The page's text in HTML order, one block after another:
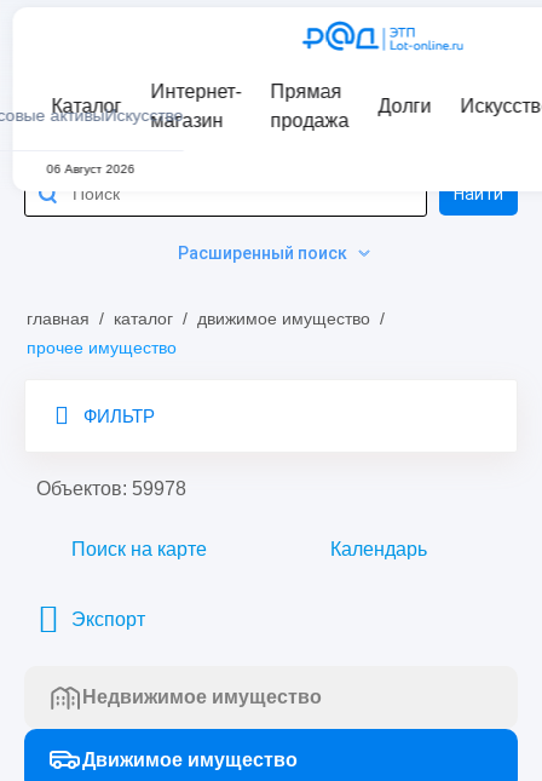
активыИскусство
Каталог
Интернет-
магазин
Прямая
продажа
Долги
06 Август 2026
Расширенный поиск
Найти
главная / каталог / движимое имущество /
прочее имущество
ФИЛЬТР
Объектов: 59978
Поиск на карте Календарь
Экспорт
Недвижимое имущество
Движимое имущество